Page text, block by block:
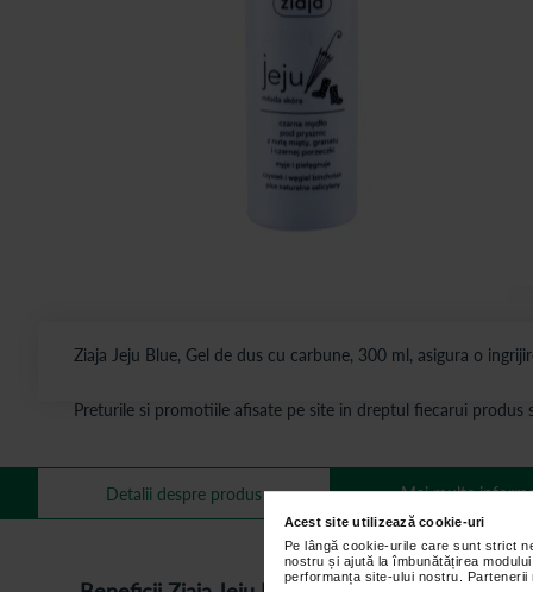
Acest site utilizează cookie-uri
Pe lângă cookie-urile care sunt strict
nostru și ajută la îmbunătățirea
performanța site-ului nostru.
Ziaja Jeju Blue, Gel de dus cu carbune, 300 ml, asigura o
Preturile si promotiile afisate pe site in dreptul fiecarui
Detalii despre produs Mai multe